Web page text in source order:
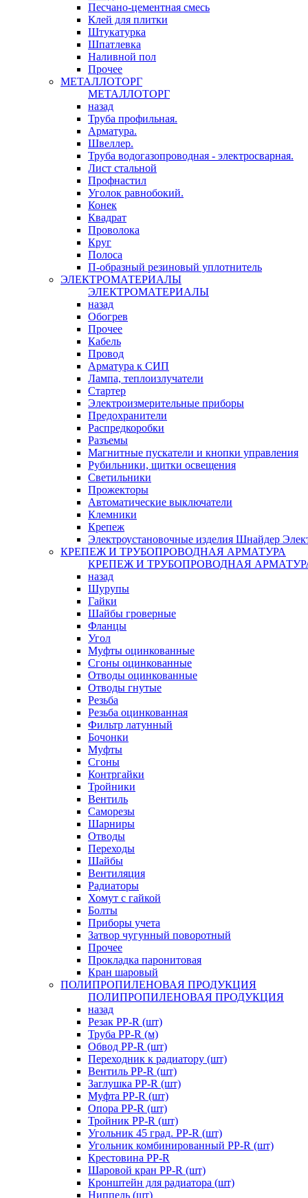
Песчано-цементная смесь
Клей для плитки
Штукатурка
Шпатлевка
Наливной пол
Прочее
МЕТАЛЛОТОРГ
МЕТАЛЛОТОРГ
назад
Труба профильная.
Арматура.
Швеллер.
Труба водогазопроводная - электросварная.
Лист стальной
Профнастил
Уголок равнобокий.
Конек
Квадрат
Проволока
Круг
Полоса
П-образный резиновый уплотнитель
ЭЛЕКТРОМАТЕРИАЛЫ
ЭЛЕКТРОМАТЕРИАЛЫ
назад
Обогрев
Прочее
Кабель
Провод
Арматура к СИП
Лампа, теплоизлучатели
Стартер
Электроизмерительные приборы
Предохранители
Распредкоробки
Разъемы
Магнитные пускатели и кнопки управления
Рубильники, щитки освещения
Светильники
Прожекторы
Автоматические выключатели
Клемники
Крепеж
Электроустановочные изделия Шнайдер
КРЕПЕЖ И ТРУБОПРОВОДНАЯ АРМАТУРА
КРЕПЕЖ И ТРУБОПРОВОДНАЯ
назад
Шурупы
Гайки
Шайбы гроверные
Фланцы
Угол
Муфты оцинкованные
Сгоны оцинкованные
Отводы оцинкованные
Отводы гнутые
Резьба
Резьба оцинкованная
Фильтр латунный
Бочонки
Муфты
Сгоны
Контргайки
Тройники
Вентиль
Саморезы
Шарниры
Отводы
Переходы
Шайбы
Вентиляция
Радиаторы
Хомут с гайкой
Болты
Приборы учета
Затвор чугунный поворотный
Прочее
Прокладка паронитовая
Кран шаровый
ПОЛИПРОПИЛЕНОВАЯ ПРОДУКЦИЯ
ПОЛИПРОПИЛЕНОВАЯ ПРОДУКЦИЯ
назад
Резак PP-R (шт)
Труба PP-R (м)
Обвод PP-R (шт)
Переходник к радиатору (шт)
Вентиль PP-R (шт)
Заглушка PP-R (шт)
Муфта PP-R (шт)
Опора PP-R (шт)
Тройник PP-R (шт)
Угольник 45 град. PP-R (шт)
Угольник комбинированный PP-R (шт)
Крестовина PP-R
Шаровой кран PP-R (шт)
Кронштейн для радиатора (шт)
Ниппель (шт)